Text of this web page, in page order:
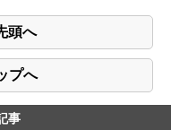
頭へ
プへ
事